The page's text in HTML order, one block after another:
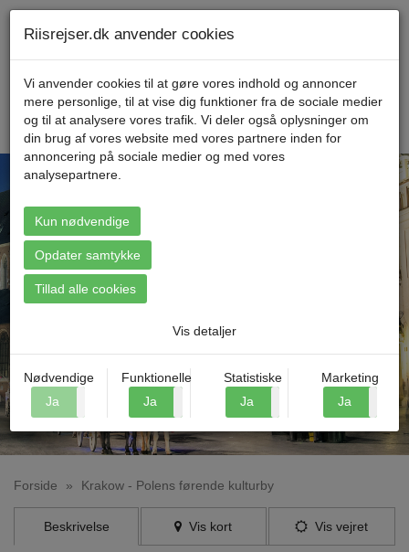
Menu
Forside » Krakow - Polens førende kulturby
Beskrivelse Vis kort Vis vejret
Riisrejser.dk anvender cookies
Vi anvender cookies til at gøre vores indhold og annoncer
mere personlige, til at vise dig funktioner fra de sociale medier
og til at analysere vores trafik. Vi deler også oplysninger om
din brug af vores website med vores partnere inden for
annoncering på sociale medier og med vores
analysepartnere.
Kun nødvendige
Opdater samtykke
Tillad alle cookies
Vis detaljer
Nødvendige
Ja
Funktionelle
Ja
Statistiske
Ja
Marketing
Ja